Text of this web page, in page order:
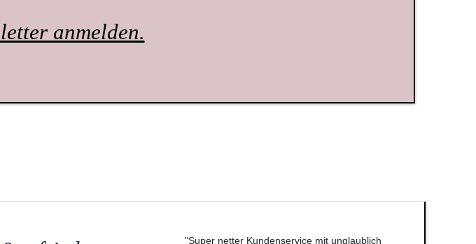
anmelden.
"Super netter Kundenservice mit unglaublich